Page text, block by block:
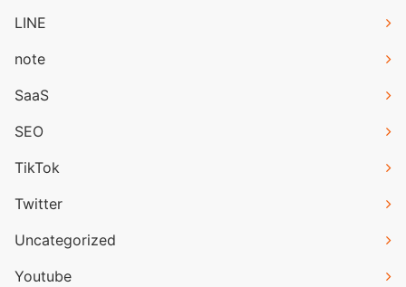
LINE
note
SaaS
SEO
TikTok
Twitter
Uncategorized
Youtube